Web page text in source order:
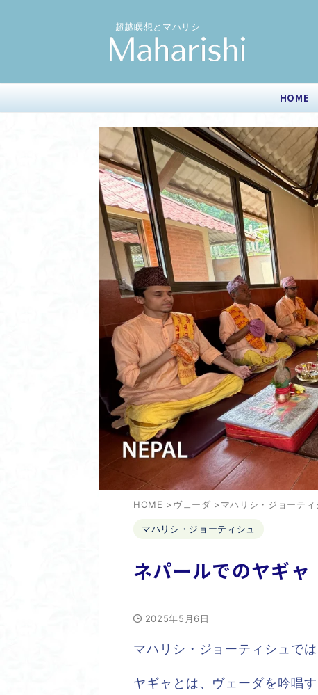
超越瞑想とマハリシ
HOME
HOME >ヴェーダ >マハリシ・ジョーティ
マハリシ・ジョーティシュ
ネパールでのヤギャ
2025年5月6日
マハリシ・ジョーティシュで
ヤギャとは、ヴェーダを吟唱